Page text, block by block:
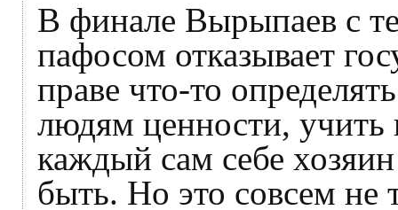
В финале Вырыпаев с
пафосом отказывает
праве что-то
людям ценности,
каждый сам себе
быть. Но это совсем